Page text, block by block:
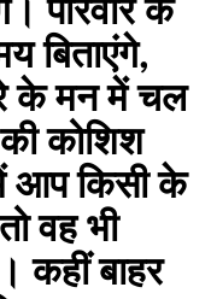
परिवार के
बिताएंगे,
के मन में चल
कोशिश
आप किसी के
वह भी
कहीं बाहर